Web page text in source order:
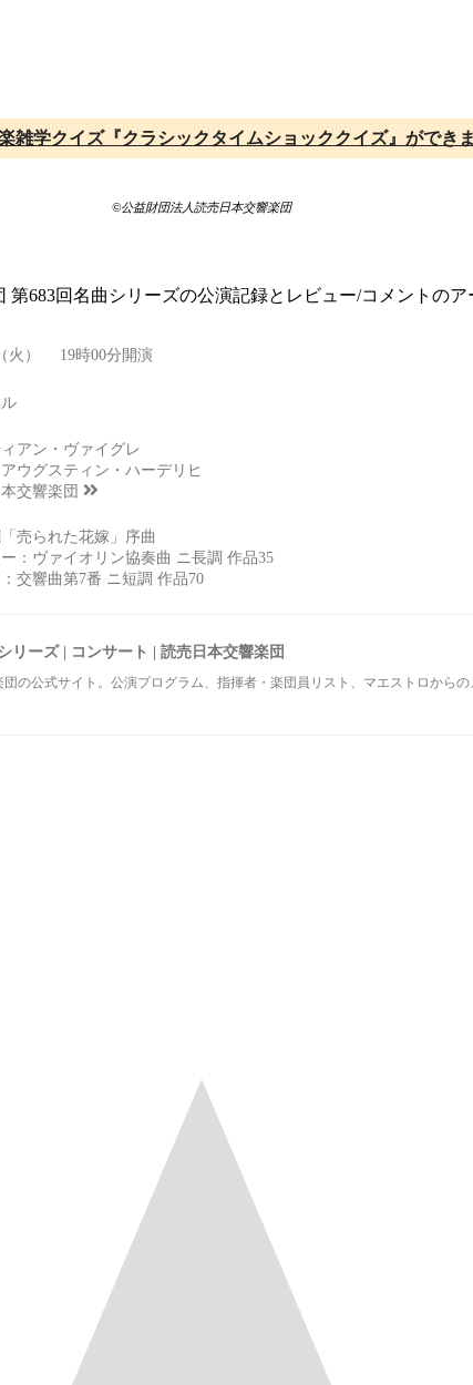
雑学クイズ『クラシックタイムショッククイズ』ができ
©公益財団法人読売日本交響楽団
683回名曲シリーズの公演記録とレビュー/コメントのア
2025年6月24日（火） 19時00分開演
アン・ヴァイグレ
ウグスティン・ハーデリヒ
交響楽団
売られた花嫁」序曲
：ヴァイオリン協奏曲 ニ長調 作品35
リーズ | コンサート | 読売日本交響楽団
団の公式サイト。公演プログラム、指揮者・楽団員リスト、マエストロから